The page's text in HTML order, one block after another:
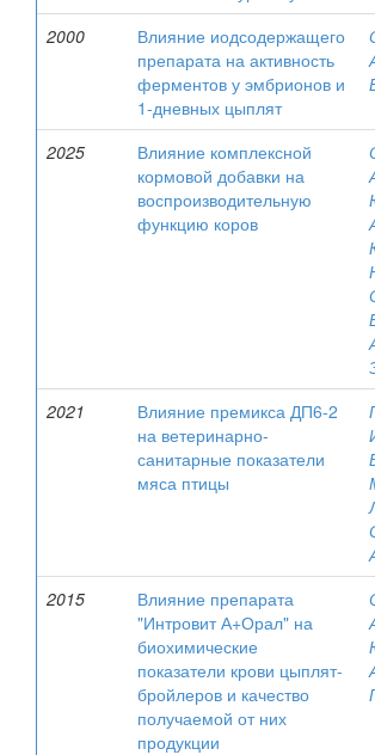
2000
Влияние иодсодержащего
препарата на активность
ферментов у эмбрионов и
1-дневных цыплят
2025
Влияние комплексной
кормовой добавки на
воспроизводительную
функцию коров
2021
Влияние премикса ДП6-2
на ветеринарно-
санитарные показатели
мяса птицы
2015
Влияние препарата
"Интровит А+Орал" на
биохимические
показатели крови цыплят-
бройлеров и качество
получаемой от них
продукции